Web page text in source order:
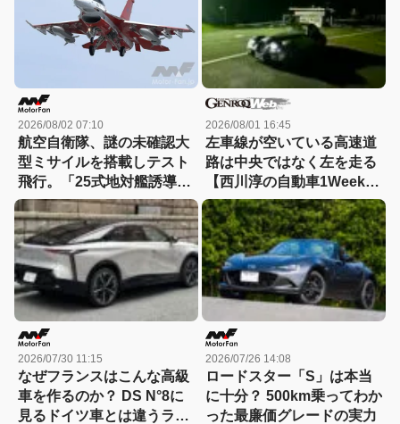
2026/08/02 07:10
航空自衛隊、謎の未確認大
型ミサイルを搭載しテスト
飛行。「25式地対艦誘導
弾」空中発射型が初めて姿
を見せた！
2026/08/01 16:45
左車線が空いている高速道
路は中央ではなく左を走る
【西川淳の自動車1Weekダ
イアリーVol.37】
2026/07/30 11:15
なぜフランスはこんな高級
車を作るのか？ DS N°8に
見るドイツ車とは違うラグ
2026/07/26 14:08
ロードスター「S」は本当
に十分？ 500km乗ってわか
った最廉価グレードの実力